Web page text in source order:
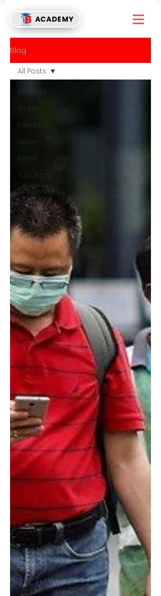
ACADEMY
Blog
All Posts
Watch
Events
Listen
Read
Top Story
Singapore
All Posts